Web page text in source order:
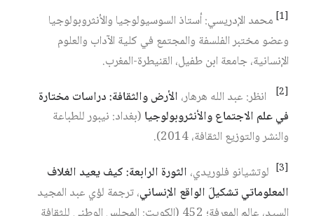
[1]
محمد الإدريسي: أستاذ السوسيولوجيا والأنثروبولوجيا
وعضو مختبر الفلسفة والمجتمع في كلية الآداب والعلوم
الإنسانية، جامعة ابن طفيل، القنيطرة-المغرب.
[2] انظر: عبد الله هرهار، الأرض والثقافة: دراسات مختارة
في علم الاجتماع والأنثروبولوجيا (بغداد: نيبور للطباعة
والنشر والتوزيع الثقافة، 2014).
[3] لوتشيانو فلوريدي، الثورة الرابعة: كيف يعيد الغلاف
المعلوماتي تشكيلَ الواقع الإنساني، ترجمة لؤي عبد المجيد